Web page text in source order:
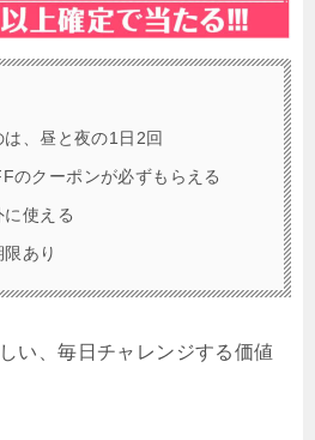
、昼と夜の1日2回
クーポンが必ずもらえる
使える
あり
い、毎日チャレンジする価値